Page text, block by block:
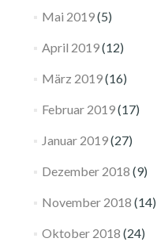
Mai 2019(5)
April 2019(12)
März 2019(16)
Februar 2019(17)
Januar 2019(27)
Dezember 2018 (9)
November 2018 (14)
Oktober 2018 (24)